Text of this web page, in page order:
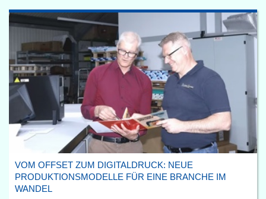
VOM OFFSET ZUM DIGITALDRUCK: NEUE
PRODUKTIONSMODELLE FÜR EINE BRANCHE IM
WANDEL